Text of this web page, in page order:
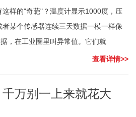
样的"奇葩"？温度计显示1000度，压
某个传感器连续三天数据一模一样像
，在工业圈里叫异常值。它们就
查看详情>>
万别一上来就花大